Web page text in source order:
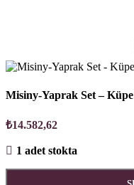
Misiny-Yaprak Set –
₺14.582,62
1 adet stokta